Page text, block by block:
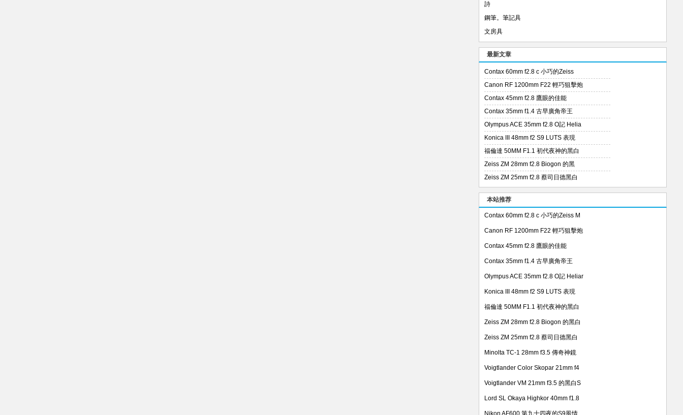
詩
鋼筆。筆記具
文房具
最新文章
Contax 60mm f2.8 c 小巧的Zeiss
Canon RF 1200mm F22 輕巧狙擊炮
Contax 45mm f2.8 鷹眼的佳能
Contax 35mm f1.4 古早廣角帝王
Olympus ACE 35mm f2.8 O記 Helia
Konica III 48mm f2 S9 LUTS 表現
福倫達 50MM F1.1 初代夜神的黑白
Zeiss ZM 28mm f2.8 Biogon 的黑
Zeiss ZM 25mm f2.8 蔡司日德黑白
本站推荐
Contax 60mm f2.8 c 小巧的Zeiss M
Canon RF 1200mm F22 輕巧狙擊炮
Contax 45mm f2.8 鷹眼的佳能
Contax 35mm f1.4 古早廣角帝王
Olympus ACE 35mm f2.8 O記 Heliar
Konica III 48mm f2 S9 LUTS 表現
福倫達 50MM F1.1 初代夜神的黑白
Zeiss ZM 28mm f2.8 Biogon 的黑白
Zeiss ZM 25mm f2.8 蔡司日德黑白
Minolta TC-1 28mm f3.5 傳奇神鏡
Voigtlander Color Skopar 21mm f4
Voigtlander VM 21mm f3.5 的黑白S
Lord SL Okaya Highkor 40mm f1.8
Nikon AF600 第九十四夜的S9風情